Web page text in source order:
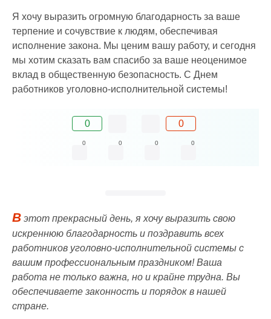
Я хочу выразить огромную благодарность за ваше
терпение и сочувствие к людям, обеспечивая
исполнение закона. Мы ценим вашу работу, и сегодня
мы хотим сказать вам спасибо за ваше неоценимое
вклад в общественную безопасность. С Днем
работников уголовно-исполнительной системы!
0 0
0 0 0 0
В этот прекрасный день, я хочу выразить свою
искреннюю благодарность и поздравить всех
работников уголовно-исполнительной системы с
вашим профессиональным праздником! Ваша
работа не только важна, но и крайне трудна. Вы
обеспечиваете законность и порядок в нашей
стране.